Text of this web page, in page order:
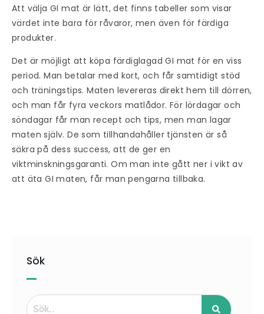
Sök
Att välja GI mat är lätt, det finns tabeller som visar
värdet inte bara för råvaror, men även för färdiga
produkter.
Det är möjligt att köpa färdiglagad GI mat för en viss
period. Man betalar med kort, och får samtidigt stöd
och träningstips. Maten levereras direkt hem till dörren,
och man får fyra veckors matlådor. För lördagar och
söndagar får man recept och tips, men man lagar
maten själv. De som tillhandahåller tjänsten är så
säkra på dess success, att de ger en
viktminskningsgaranti. Om man inte gått ner i vikt av
att äta GI maten, får man pengarna tillbaka.